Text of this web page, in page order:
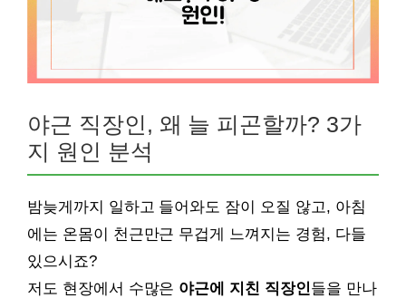
야근 직장인, 왜 늘 피곤할까? 3가
지 원인 분석
밤늦게까지 일하고 들어와도 잠이 오질 않고, 아침
에는 온몸이 천근만근 무겁게 느껴지는 경험, 다들
있으시죠?
저도 현장에서 수많은 야근에 지친 직장인들을 만나